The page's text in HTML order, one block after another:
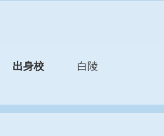
出身校 白陵